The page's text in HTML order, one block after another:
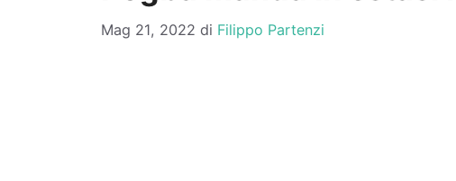
Mag 21, 2022 di Filippo Partenzi